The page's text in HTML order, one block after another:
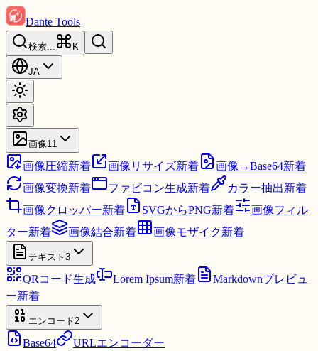
Dante Tools
検索... K
JA
画像11
画像圧縮新着 画像リサイズ新着 画像→Base64新着
画像変換新着 ファビコン生成新着 カラー抽出新着
画像クロッパー新着 SVGからPNG新着
画像フィル
ター新着 画像結合新着 画像モザイク新着
テキスト 3
QRコード生成 Lorem Ipsum新着
Markdownプレビュ
ー新着
エンコード2
Base64 URLエンコーダー